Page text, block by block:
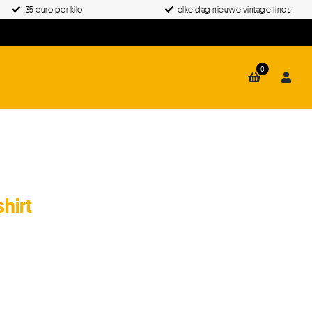
35 euro per kilo elke dag nieuwe vintage finds
0